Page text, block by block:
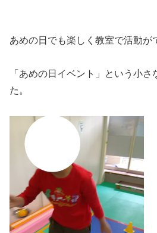
あめの日でも楽しく教室で活動が
「あめの日イベント」という小
た。